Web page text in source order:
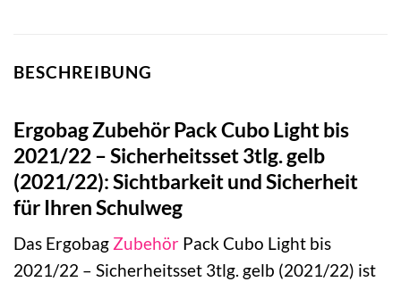
BESCHREIBUNG
Ergobag Zubehör Pack Cubo Light bis
2021/22 – Sicherheitsset 3tlg. gelb
(2021/22): Sichtbarkeit und Sicherheit
für Ihren Schulweg
Das Ergobag Zubehör Pack Cubo Light bis
2021/22 – Sicherheitsset 3tlg. gelb (2021/22) ist